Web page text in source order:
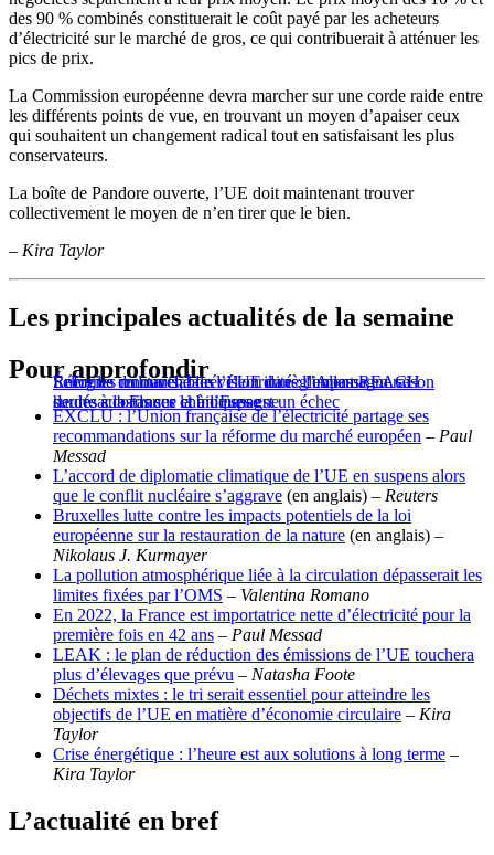
des 90 % combinés constituerait le coût payé par les acheteurs
d’électricité sur le marché de gros, ce qui contribuerait à atténuer les
pics de prix.
La Commission européenne devra marcher sur une corde raide entre
les différents points de vue, en trouvant un moyen d’apaiser ceux
qui souhaitent un changement radical tout en satisfaisant les plus
conservateurs.
La boîte de Pandore ouverte, l’UE doit maintenant trouver
collectivement le moyen de n’en tirer que le bien.
– Kira Taylor
Les principales actualités de la semaine
Selon les militants, la révision du règlement REACH
sur les substances chimiques est un échec
Réforme du marché de l’électricité : l’Allemagne se
heurte à la France et à l’Espagne
Énergies renouvelables : l’UE dans l’impasse en raison
de désaccords sur la biomasse
Pour approfondir
EXCLU : l’Union française de l’électricité partage ses
recommandations sur la réforme du marché européen – Paul
Messad
L’accord de diplomatie climatique de l’UE en suspens alors
que le conflit nucléaire s’aggrave (en anglais) – Reuters
Bruxelles lutte contre les impacts potentiels de la loi
européenne sur la restauration de la nature (en anglais) –
Nikolaus J. Kurmayer
La pollution atmosphérique liée à la circulation dépasserait les
limites fixées par l’OMS – Valentina Romano
En 2022, la France est importatrice nette d’électricité pour la
première fois en 42 ans – Paul Messad
LEAK : le plan de réduction des émissions de l’UE touchera
plus d’élevages que prévu – Natasha Foote
Déchets mixtes : le tri serait essentiel pour atteindre les
objectifs de l’UE en matière d’économie circulaire – Kira
Taylor
Crise énergétique : l’heure est aux solutions à long terme –
Kira Taylor
L’actualité en bref